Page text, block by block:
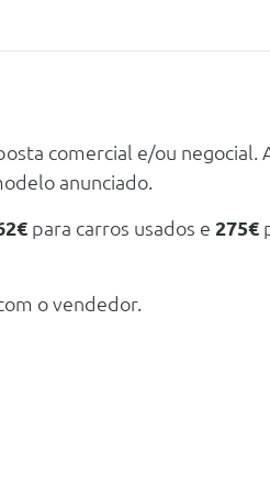
comercial e/ou negocial.
anunciado.
para carros usados e 275€
o vendedor.